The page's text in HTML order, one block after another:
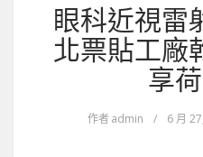
眼科近視雷
北票貼工廠
享
作者admin / 6 月